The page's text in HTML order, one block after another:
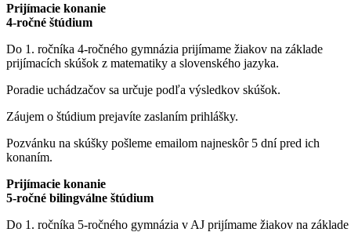
Prijímacie konanie
4-ročné štúdium
Do 1. ročníka 4-ročného gymnázia prijímame žiakov na základe
prijímacích skúšok z matematiky a slovenského jazyka.
Poradie uchádzačov sa určuje podľa výsledkov skúšok.
Záujem o štúdium prejavíte zaslaním prihlášky.
Pozvánku na skúšky pošleme emailom najneskôr 5 dní pred ich
konaním.
Prijímacie konanie
5-ročné bilingválne štúdium
Do 1. ročníka 5-ročného gymnázia v AJ prijímame žiakov na základe